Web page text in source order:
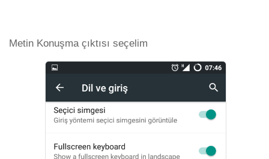
Metin Konuşma çıktısı seçelim